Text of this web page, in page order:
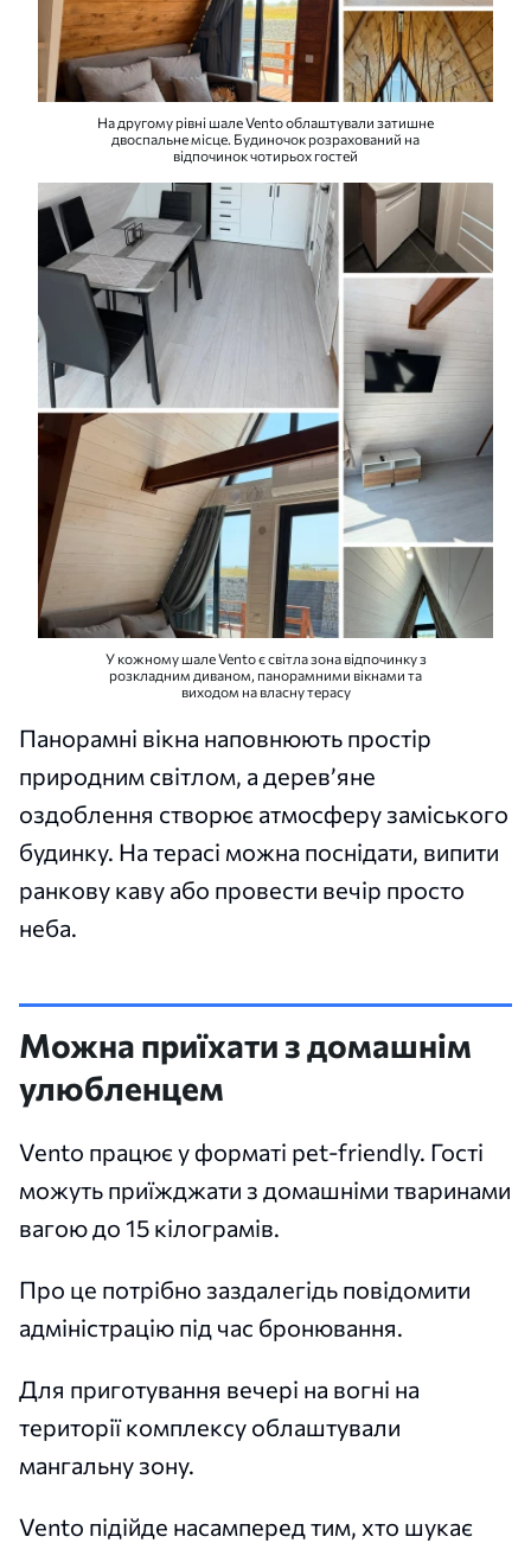
На другому рівні шале Vento облаштували затишне
двоспальне місце. Будиночок розрахований на
відпочинок чотирьох гостей
У кожному шале Vento є світла зона відпочинку з
розкладним диваном, панорамними вікнами та
виходом на власну терасу
Панорамні вікна наповнюють простір
природним світлом, а дерев’яне
оздоблення створює атмосферу заміського
будинку. На терасі можна поснідати, випити
ранкову каву або провести вечір просто
неба.
Можна приїхати з домашнім
улюбленцем
Vento працює у форматі pet-friendly. Гості
можуть приїжджати з домашніми тваринами
вагою до 15 кілограмів.
Про це потрібно заздалегідь повідомити
адміністрацію під час бронювання.
Для приготування вечері на вогні на
території комплексу облаштували
мангальну зону.
Vento підійде насамперед тим, хто шукає